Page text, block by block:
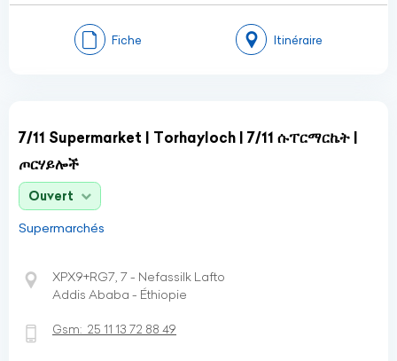
Fiche Itinéraire
7/11 Supermarket | Torhayloch | 7/11 ሱፐርማርኬት |
ጦርሃይሎች
Ouvert
Supermarchés
XPX9+RG7, 7 - Nefassilk Lafto
Addis Ababa - Éthiopie
Gsm: 25 11 13 72 88 49